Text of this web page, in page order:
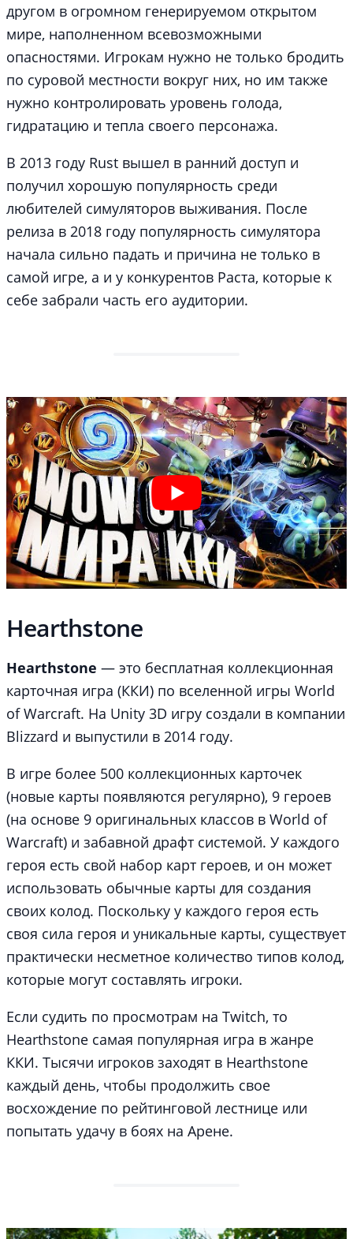
другом в огромном генерируемом открытом
мире, наполненном всевозможными
опасностями. Игрокам нужно не только бродить
по суровой местности вокруг них, но им также
нужно контролировать уровень голода,
гидратацию и тепла своего персонажа.
В 2013 году Rust вышел в ранний доступ и
получил хорошую популярность среди
любителей симуляторов выживания. После
релиза в 2018 году популярность симулятора
начала сильно падать и причина не только в
самой игре, а и у конкурентов Раста, которые к
себе забрали часть его аудитории.
Hearthstone
Hearthstone — это бесплатная коллекционная
карточная игра (ККИ) по вселенной игры World
of Warcraft. На Unity 3D игру создали в компании
Blizzard и выпустили в 2014 году.
В игре более 500 коллекционных карточек
(новые карты появляются регулярно), 9 героев
(на основе 9 оригинальных классов в World of
Warcraft) и забавной драфт системой. У каждого
героя есть свой набор карт героев, и он может
использовать обычные карты для создания
своих колод. Поскольку у каждого героя есть
своя сила героя и уникальные карты, существует
практически несметное количество типов колод,
которые могут составлять игроки.
Если судить по просмотрам на Twitch, то
Hearthstone самая популярная игра в жанре
ККИ. Тысячи игроков заходят в Hearthstone
каждый день, чтобы продолжить свое
восхождение по рейтинговой лестнице или
попытать удачу в боях на Арене.